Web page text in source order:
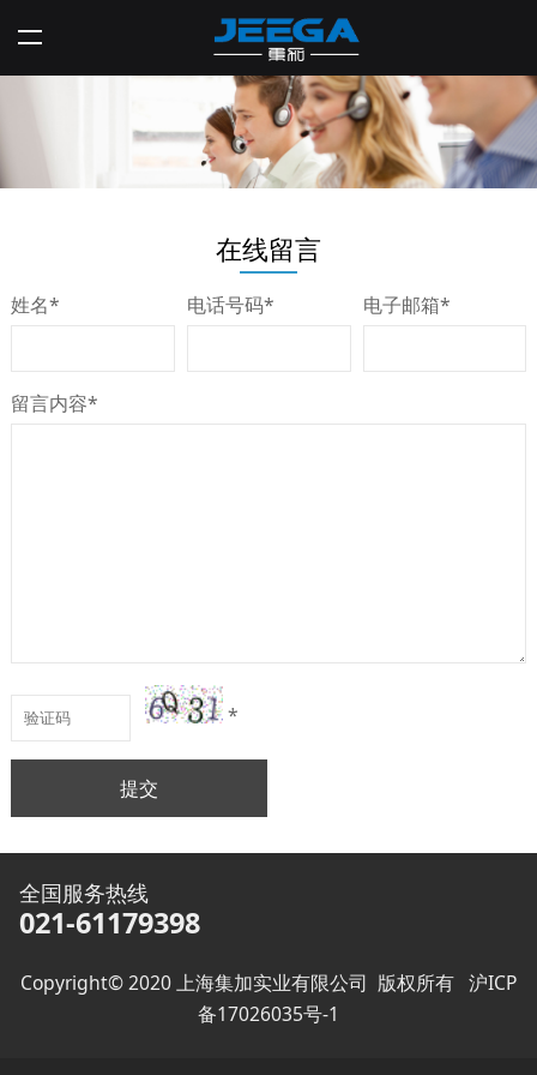
在线留言
姓名* 电话号码* 电子邮箱*
留言内容*
*
提交
全国服务热线
021-61179398
Copyright© 2020 上海集加实业有限公司 版权所有 沪ICP
备17026035号-1